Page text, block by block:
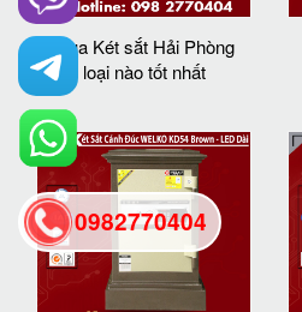
mua Két sắt Hải Phòng
loại nào tốt nhất
0982770404